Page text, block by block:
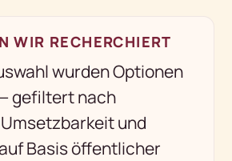
WIR RECHERCHIERT
wurden Optionen
gefiltert nach
und
Basis öffentlicher